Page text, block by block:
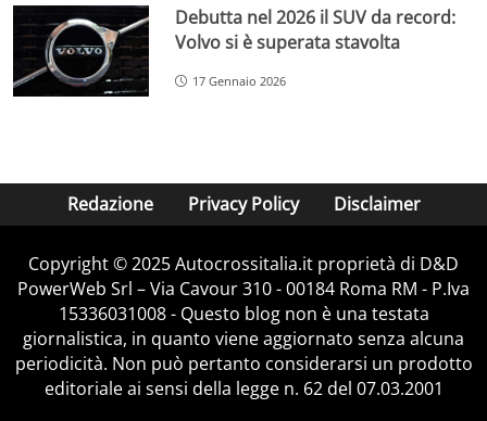
Debutta nel 2026 il SUV da record:
Volvo si è superata stavolta
17 Gennaio 2026
Redazione Privacy Policy Disclaimer
Copyright © 2025 Autocrossitalia.it proprietà di D&D
PowerWeb Srl – Via Cavour 310 - 00184 Roma RM - P.Iva
15336031008 - Questo blog non è una testata
giornalistica, in quanto viene aggiornato senza alcuna
periodicità. Non può pertanto considerarsi un prodotto
editoriale ai sensi della legge n. 62 del 07.03.2001